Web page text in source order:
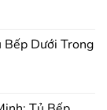
Bếp Dưới Trong